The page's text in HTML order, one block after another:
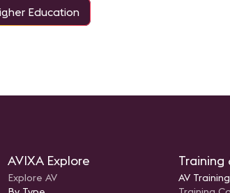
Education
AVIXA Explore
Explore AV
AV Training